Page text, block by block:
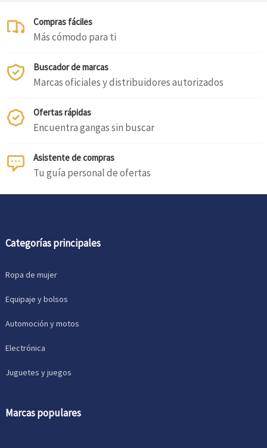
Compras fáciles
Más cómodo para ti
Buscador de marcas
Marcas oficiales y distribuidores autorizados
Ofertas rápidas
Encuentra gangas sin buscar
Asistente de compras
Tu guía personal de ofertas
Categorías principales
Ropa de mujer
Equipaje y bolsos
Automoción y motos
Electrónica
Juguetes y juegos
Marcas populares